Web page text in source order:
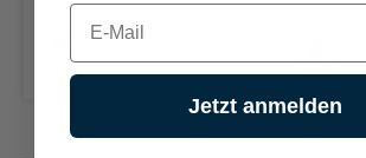
schwarz
E-mail
Jetzt anmelden